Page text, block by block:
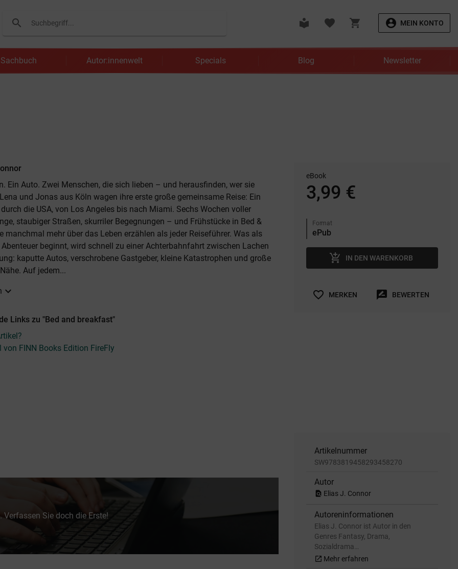
search
Suchen local_library favorite shopping_cart account_circle MEIN KONTO
Sachbuch Autor:innenwelt Specials Blog Newsletter
Ein Auto. Zwei Menschen, die sich lieben – und herausfinden, wer sie
und Jonas aus Köln wagen ihre erste große gemeinsame Reise: Ein
durch die USA, von Los Angeles bis nach Miami. Sechs Wochen voller
staubiger Straßen, skurriler Begegnungen – und Frühstücke in Bed &
manchmal mehr über das Leben erzählen als jeder Reiseführer. Was als
Abenteuer beginnt, wird schnell zu einer Achterbahnfahrt zwischen Lachen
kaputte Autos, verschrobene Gastgeber, kleine Katastrophen und große
Auf jedem...
expand_more
Links zu "Bed and breakfast"
von FINN Books Edition FireFly
eBook
3,99 €
Format
add_shopping_cart IN DEN WARENKORB
favorite_border MERKEN rate_review BEWERTEN
Verfassen Sie doch die Erste!
Artikelnummer
SW9783819458293458270
Autor
find_in_page Elias J. Connor
Autoreninformationen
Elias J. Connor ist Autor in den
Genres Fantasy, Drama,
Sozialdrama…
open_in_new Mehr erfahren